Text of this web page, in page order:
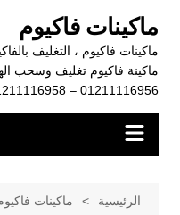
المحتوى
ماكينات فاكيوم
ماكينات فاكيوم ، التغليف
01211116956 – 01211116958
الرئيسية ماكينات